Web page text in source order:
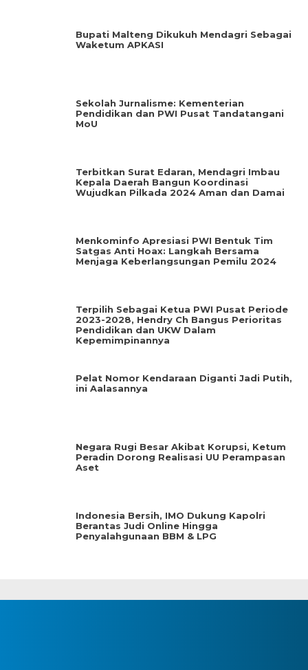
Bupati Malteng Dikukuh Mendagri Sebagai
Waketum APKASI
Sekolah Jurnalisme: Kementerian
Pendidikan dan PWI Pusat Tandatangani
MoU
Terbitkan Surat Edaran, Mendagri Imbau
Kepala Daerah Bangun Koordinasi
Wujudkan Pilkada 2024 Aman dan Damai
Menkominfo Apresiasi PWI Bentuk Tim
Satgas Anti Hoax: Langkah Bersama
Menjaga Keberlangsungan Pemilu 2024
Terpilih Sebagai Ketua PWI Pusat Periode
2023-2028, Hendry Ch Bangus Perioritas
Pendidikan dan UKW Dalam
Kepemimpinannya
Pelat Nomor Kendaraan Diganti Jadi Putih,
ini Aalasannya
Negara Rugi Besar Akibat Korupsi, Ketum
Peradin Dorong Realisasi UU Perampasan
Aset
Indonesia Bersih, IMO Dukung Kapolri
Berantas Judi Online Hingga
Penyalahgunaan BBM & LPG